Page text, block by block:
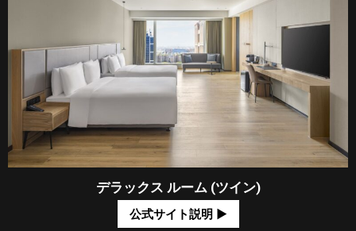
デラックス ルーム (ツイン)
公式サイト説明 ​▶